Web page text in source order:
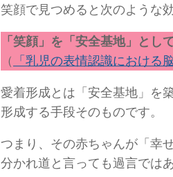
笑顔で見つめると次のような
「笑顔」を「安全基地」とし
（ 「乳児の表情認識における
愛着形成とは「安全基地」を
形成する手段そのものです。
つまり、その赤ちゃんが「幸
分かれ道と言っても過言では